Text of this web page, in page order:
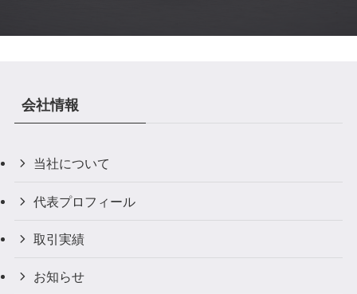
会社情報
当社について
代表プロフィール
取引実績
お知らせ